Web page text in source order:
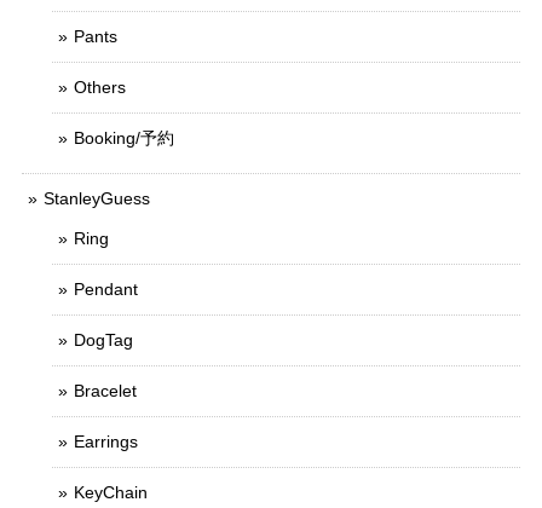
Pants
Others
Booking/予約
StanleyGuess
Ring
Pendant
DogTag
Bracelet
Earrings
KeyChain